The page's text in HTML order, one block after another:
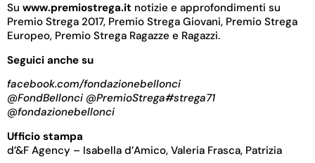
Su www.premiostrega.it notizie e approfondimenti su
Premio Strega 2017, Premio Strega Giovani, Premio Strega
Europeo, Premio Strega Ragazze e Ragazzi.
Seguici anche su
facebook.com/fondazionebellonci
@FondBellonci @PremioStrega#strega71
@fondazionebellonci
Ufficio stampa
d’&F Agency – Isabella d’Amico, Valeria Frasca, Patrizia